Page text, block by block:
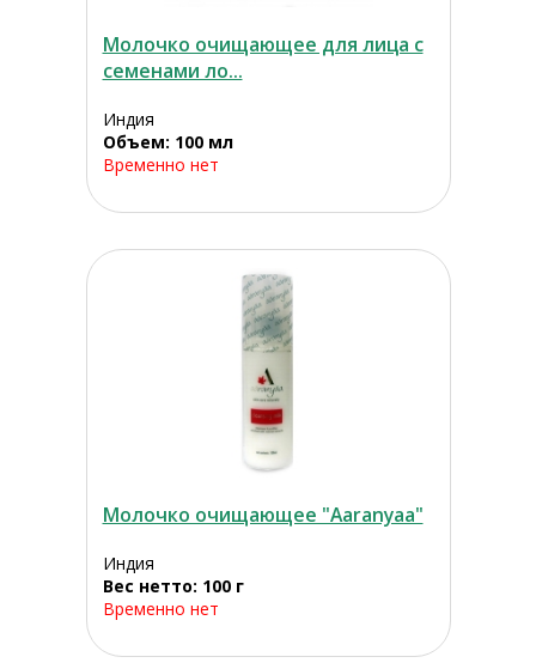
Молочко очищающее для лица с
семенами ло...
Индия
Объем: 100 мл
Временно нет
Молочко очищающее "Aaranyaa"
Индия
Вес нетто: 100 г
Временно нет